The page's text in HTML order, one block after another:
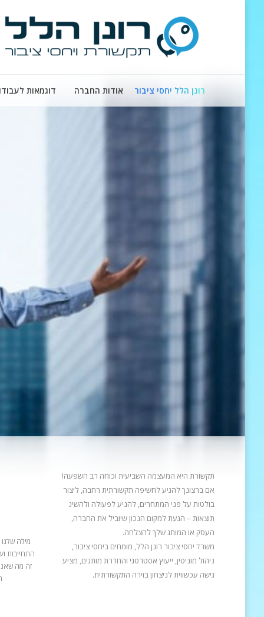
רונן הלל יחסי ציבור אודות החברה דוגמאות
מילה
התחייבות
זה מה
תקשורת היא המעצמה השביעית וכוחה רב השפעה!
אם ברצונך להגיע לחשיפה תקשורתית רחבה, ליצור
בולטות על פני המתחרים, להניעלפעולה ולהשיג
תוצאות – הגעת למקום הנכון שיוביל את החברה,
העסק או המותג שלך להצלחה.
משרד יחסי ציבור רונן הלל, מומחים ביחסי ציבור,
ניהול מוניטין, ייעוץ אסטרטגי והחדרת מותגים, מציע
גישה עכשווית לניצחון בזירה התקשורתית.